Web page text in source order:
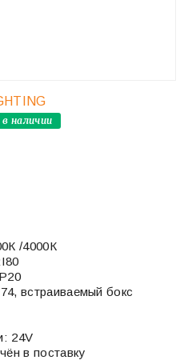
в наличии
/4000К
встраиваемый бокс
24V
в поставку